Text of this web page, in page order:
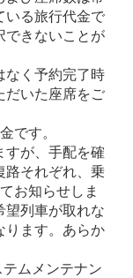
いる旅行代金で
できないことが
なく予約完了時
だいた座席をご
です。
すが、手配を確
路それぞれ、乗
お知らせしま
望列車が取れな
ります。あらか
ムメンテナン